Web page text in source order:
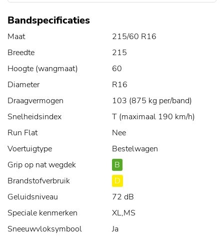
Bandspecificaties
Maat
215/60 R16
Breedte
215
Hoogte (wangmaat)
60
Diameter
R16
Draagvermogen
103 (875 kg per/band)
Snelheidsindex
T (maximaal 190 km/h)
Run Flat
Nee
Voertuigtype
Bestelwagen
Grip op nat wegdek
B
Brandstofverbruik
D
Geluidsniveau
72 dB
Speciale kenmerken
XL,MS
Sneeuwvloksymbool
Ja